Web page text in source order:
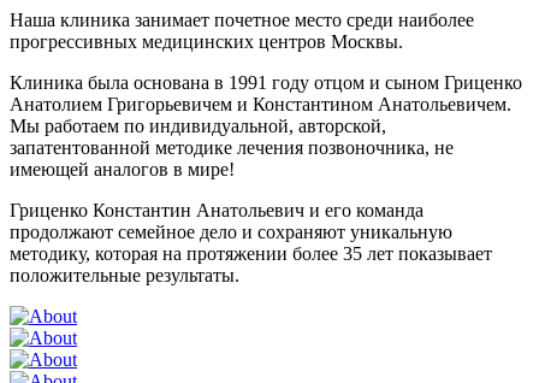
Наша клиника занимает почетное место среди наиболее
прогрессивных медицинских центров Москвы.
Клиника была основана в 1991 году отцом и сыном Гриценко
Анатолием Григорьевичем и Константином Анатольевичем.
Мы работаем по индивидуальной, авторской,
запатентованной методике лечения позвоночника, не
имеющей аналогов в мире!
Гриценко Константин Анатольевич и его команда
продолжают семейное дело и сохраняют уникальную
методику, которая на протяжении более 35 лет показывает
положительные результаты.